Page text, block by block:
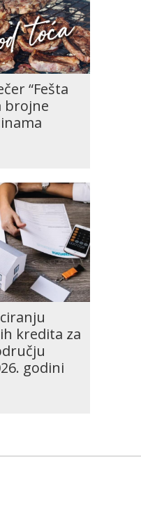
“Fešta
brojne
kredita za
godini